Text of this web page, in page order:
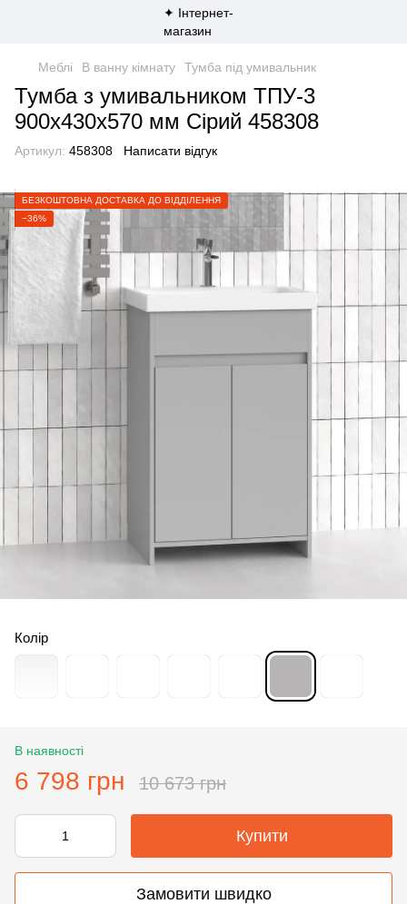
Меблі В ванну кімнату Тумба під умивальник
Тумба з умивальником ТПУ-3
900х430х570 мм Сірий 458308
Артикул: 458308 Написати відгук
БЕЗКОШТОВНА ДОСТАВКА ДО ВІДДІЛЕННЯ
−36%
Колір
В наявності
6 798 грн 10 673 грн
Купити
Замовити швидко